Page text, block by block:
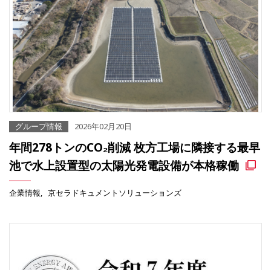
グループ情報 2026年02月20日
年間278トンのCO₂削減 枚方工場に隣接する最早
池で水上設置型の太陽光発電設備が本格稼働
企業情報 京セラドキュメントソリューションズ